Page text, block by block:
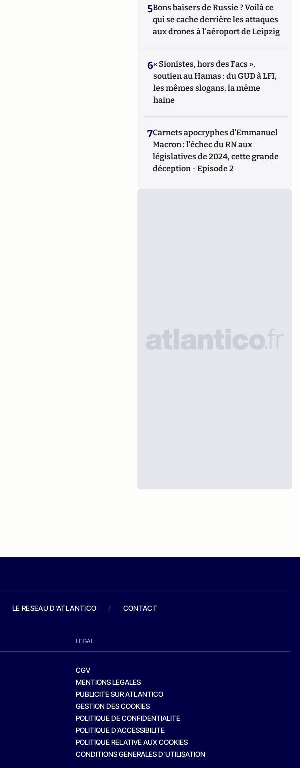
5Bons baisers de Russie ? Voilà ce
qui se cache derrière les attaques
aux drones à l'aéroport de Leipzig
6« Sionistes, hors des Facs »,
soutien au Hamas : du GUD à LFI,
les mêmes slogans, la même
haine
7Carnets apocryphes d’Emmanuel
Macron : l’échec du RN aux
législatives de 2024, cette grande
déception - Episode 2
LE RESEAU D'ATLANTICO / CONTACT
LEGAL
CGV
MENTIONS LEGALES
PUBLICITE SUR ATLANTICO
GESTION DES COOKIES
POLITIQUE DE CONFIDENTIALITE
POLITIQUE D’ACCESSIBILITE
POLITIQUE RELATIVE AUX COOKIES
CONDITIONS GENERALES D’UTILISATION